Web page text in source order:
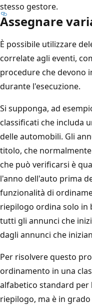
stesso gestore.
Assegnare
È possibile utilizzare
correlate agli eventi,
procedure che devono
durante l'esecuzione.
Si supponga, ad
classificati che includa
delle automobili. Gli
titolo, che
che può verificarsi è
l'anno dell'auto prima
funzionalità di
riepilogo ordina solo in
tutti gli annunci che
dagli annunci che
Per risolvere questo
ordinamento in una
alfabetico standard per
riepilogo, ma è in